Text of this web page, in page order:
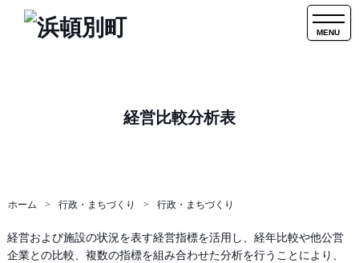
MENU
経営比較分析表
ホーム 行政・まちづくり 行政・まちづくり
経営および施設の状況を表す経営指標を活用し、経年比較や他公営
企業との比較、複数の指標を組み合わせた分析を行うことにより、